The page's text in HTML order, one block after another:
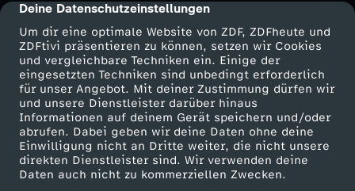
cmp-dialog-description
Deine Datenschutzeinstellungen
Um dir eine optimale Website von ZDF, ZDFheute und
ZDFtivi präsentieren zu können, setzen wir Cookies
und vergleichbare Techniken ein. Einige der
eingesetzten Techniken sind unbedingt erforderlich
für unser Angebot. Mit deiner Zustimmung dürfen wir
und unsere Dienstleister darüber hinaus
Informationen auf deinem Gerät speichern und/oder
abrufen. Dabei geben wir deine Daten ohne deine
Einwilligung nicht an Dritte weiter, die nicht unsere
direkten Dienstleister sind. Wir verwenden deine
Daten auch nicht zu kommerziellen Zwecken.
e
u
t
s
c
Mehr ZDF
ZDF-Apps
Smart TV
ZDFtext
Service
ZDFmitreden
Kontakt zum ZDF
Tickets